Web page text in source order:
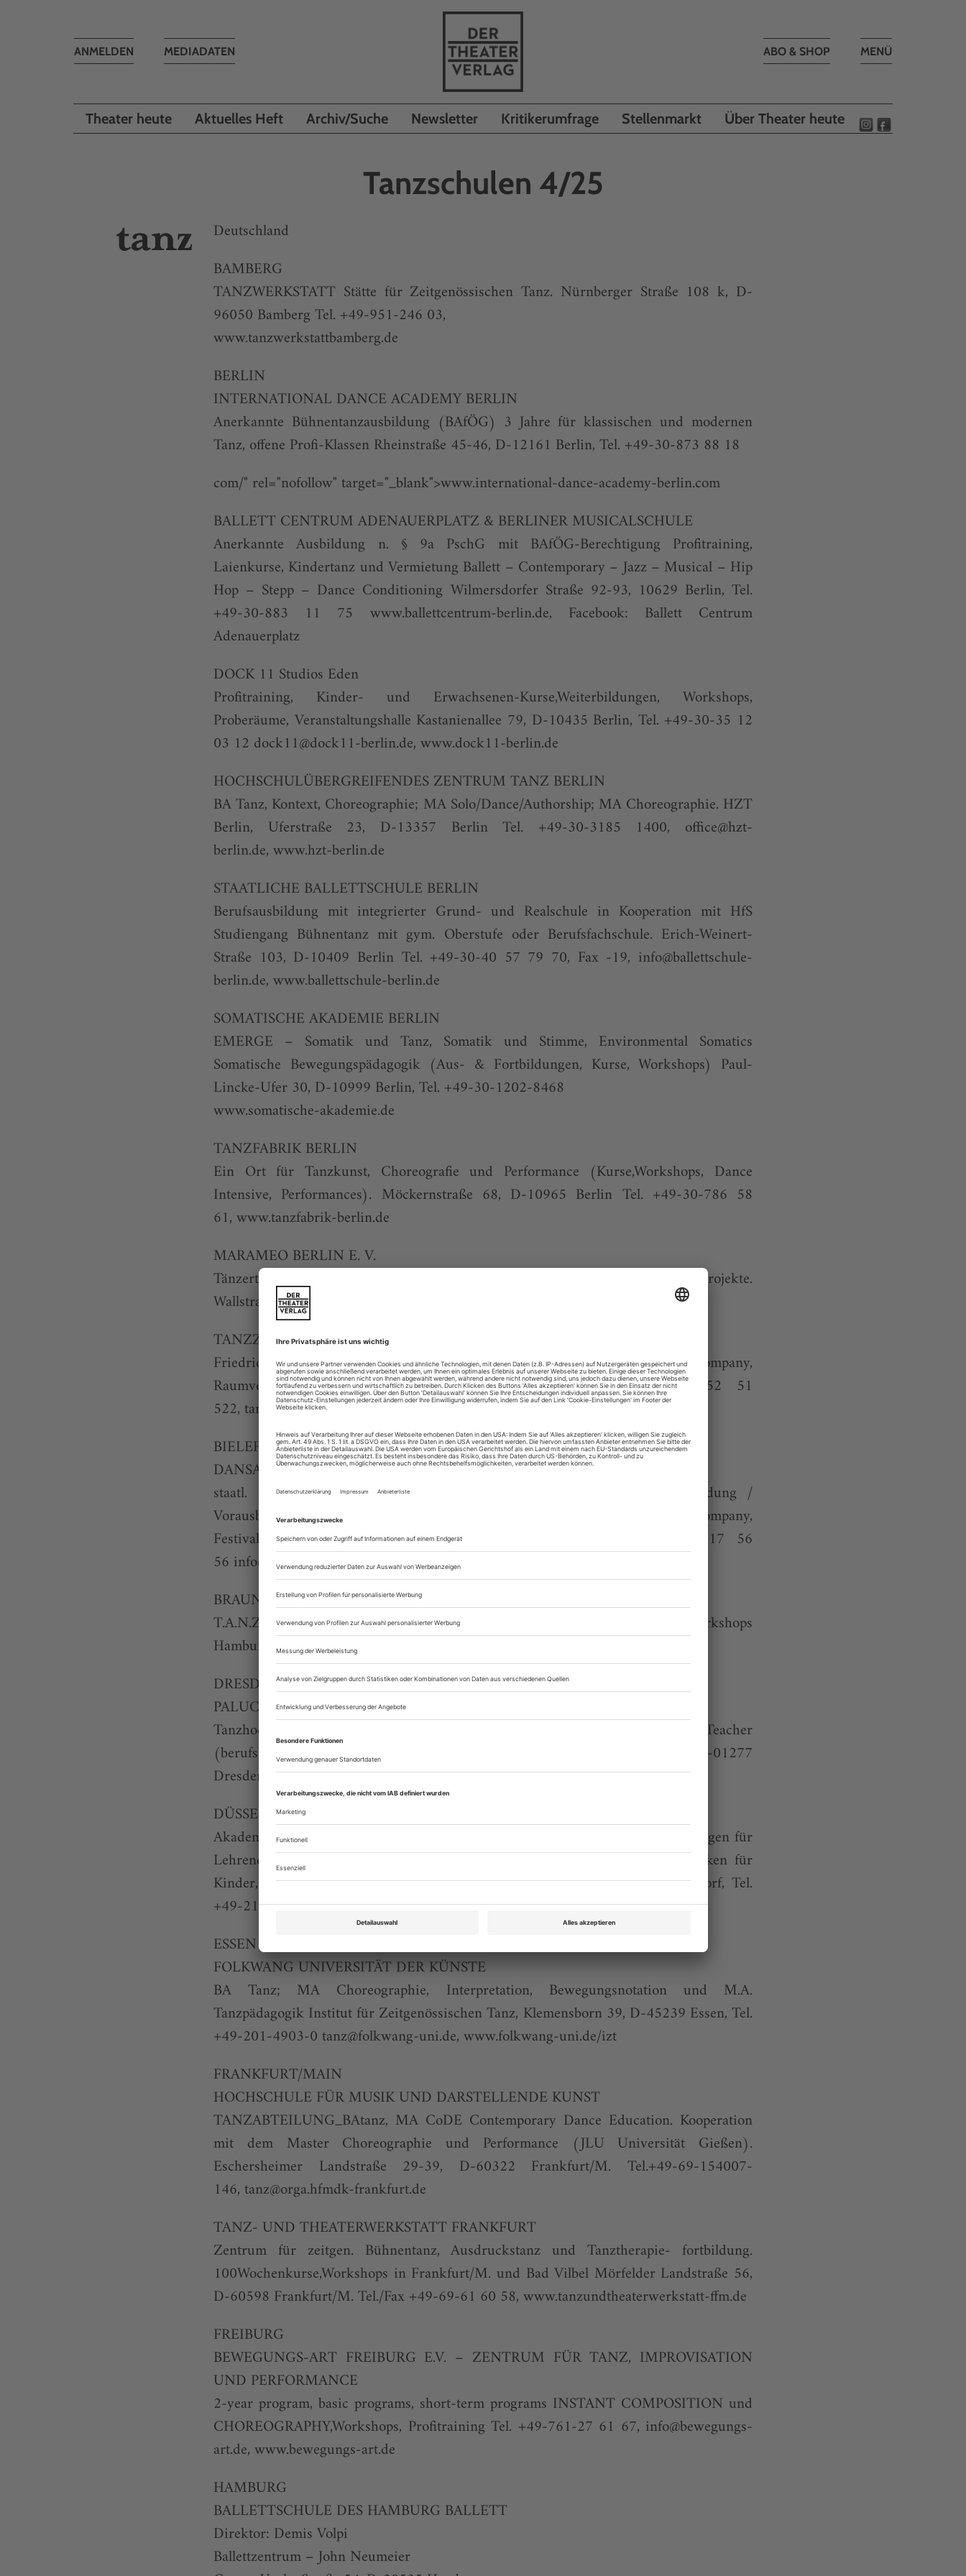
Toggle
MENÜ
ABO & SHOP
MEDIADATEN
Toggle
ANMELDEN
Theater heute Aktuelles Heft Archiv/Suche Newsletter Kritikerumfrage Stellenmarkt Über Theater heute
Tanzschulen 4/25
Deutschland
BAMBERG
TANZWERKSTATT Stätte für Zeitgenössischen Tanz. Nürnberger Straße 108 k, D-
96050 Bamberg Tel. +49-951-246 03,
www.tanzwerkstattbamberg.de
BERLIN
INTERNATIONAL DANCE ACADEMY BERLIN
Anerkannte Bühnentanzausbildung (BAfÖG) 3 Jahre für klassischen und modernen
Tanz, offene Profi-Klassen Rheinstraße 45-46, D-12161 Berlin, Tel. +49-30-873 88 18
com/" rel="nofollow" target="_blank">www.international-dance-academy-berlin.com
BALLETT CENTRUM ADENAUERPLATZ & BERLINER MUSICALSCHULE
Anerkannte Ausbildung n. § 9a PschG mit BAfÖG-Berechtigung Profitraining,
Laienkurse, Kindertanz und Vermietung Ballett – Contemporary – Jazz – Musical – Hip
Hop – Stepp – Dance Conditioning Wilmersdorfer Straße 92-93, 10629 Berlin, Tel.
+49-30-883 11 75 www.ballettcentrum-berlin.de, Facebook: Ballett Centrum
Adenauerplatz
DOCK 11 Studios Eden
Profitraining, Kinder- und Erwachsenen-Kurse,Weiterbildungen, Workshops,
Proberäume, Veranstaltungshalle Kastanienallee 79, D-10435 Berlin, Tel. +49-30-35 12
03 12 dock11@dock11-berlin.de,www.dock11-berlin.de
HOCHSCHULÜBERGREIFENDES ZENTRUM TANZ BERLIN
BA Tanz, Kontext, Choreographie; MA Solo/Dance/Authorship; MA Choreographie. HZT
Berlin, Uferstraße 23, D-13357 Berlin Tel. +49-30-3185 1400, office@hzt-
berlin.de,www.hzt-berlin.de
STAATLICHE BALLETTSCHULE BERLIN
Berufsausbildung mit integrierter Grund- und Realschule in Kooperation mit HfS
Studiengang Bühnentanz mit gym. Oberstufe oder Berufsfachschule. Erich-Weinert-
Straße 103, D-10409 Berlin Tel. +49-30-40 57 79 70, Fax -19, info@ballettschule-
berlin.de,www.ballettschule-berlin.de
SOMATISCHE AKADEMIE BERLIN
EMERGE – Somatik und Tanz, Somatik und Stimme, Environmental Somatics
Somatische Bewegungspädagogik (Aus- & Fortbildungen, Kurse, Workshops) Paul-
Lincke-Ufer 30, D-10999 Berlin, Tel. +49-30-1202-8468
www.somatische-akademie.de
TANZFABRIK BERLIN
Ein Ort für Tanzkunst, Choreografie und Performance (Kurse,Workshops, Dance
Intensive, Performances). Möckernstraße 68, D-10965 Berlin Tel. +49-30-786 58
61,www.tanzfabrik-berlin.de
MARAMEO BERLIN E. V.
Tänzertraining, Zeitgenössisch, Klassisch, Kindertanz, Workshops, Performance Projekte.
Wallstraße 32, D-10179 Berlin Tel. +49-30-282 34 55,
TANZZWIET. SCHULE & KINDER- UND JUGENDTANZCOMPANY
Friedrichshain, Prenzlauer Berg, Mitte. Kinder- und Erwachsenen-Kurse, TanzCompany,
Raumvermietung. Landsberger Allee 62b, 10249 Berlin, Tel. +49-30-52 51
522,tanzmitte.de
BIELEFELD
DANSART TANZNETWORKS ULLA UND TCHEKPO DAN AGBETOU
staatl. anerk. Berufsfachschule Bühnentanz + Tanzpädagogik, Vollzeitausbildung /
Vorausbildung / Fortbildungen. BAfÖG Offene Kurse / Workshops. Eigene Company,
Festivals, eig. Theater Am Bach 11, D-33602 Bielefeld, Tel. +49-521-17 56
56 info@dansart.de,www.dansart.de
BRAUNSCHWEIG
T.A.N.Z. Schule & Company (Limón Tradition), prof. Vorausbildung, Kurse,Workshops
Hamburger Straße 273b, Tel. +49-531-33 22 71,
DRESDEN
PALUCCA HOCHSCHULE FÜR TANZ DRESDEN
Tanzhochschule mit integrierter Oberschule und Internat. BA Tanz, MA Dance Teacher
(berufsbegl.), MA Choreografie, Künstlerische Meisterklasse. Basteiplatz 4, D-01277
Dresden,
www.palucca.eu
DÜSSELDORF
Akademie mit Professional Training (klassischer und zeitgen. Tanz), Fortbildungen für
Lehrende, mehr als 300 Kurse, Open Classes, Workshops in allen Tanztechniken für
Kinder, Jugendliche und Erwachsene Erkrather Straße 30, D-40233 Düsseldorf, Tel.
+49-211-17 27 00info@tanzhaus-nrw.de,www.tanzhaus-nrw.de
ESSEN
FOLKWANG UNIVERSITÄT DER KÜNSTE
BA Tanz; MA Choreographie, Interpretation, Bewegungsnotation und M.A.
Tanzpädagogik Institut für Zeitgenössischen Tanz, Klemensborn 39, D-45239 Essen, Tel.
+49-201-4903-0tanz@folkwang-uni.de,www.folkwang-uni.de/izt
FRANKFURT/MAIN
HOCHSCHULE FÜR MUSIK UND DARSTELLENDE KUNST
TANZABTEILUNG_BAtanz, MA CoDE Contemporary Dance Education. Kooperation
mit dem Master Choreographie und Performance (JLU Universität Gießen).
Eschersheimer Landstraße 29-39, D-60322 Frankfurt/M. Tel.+49-69-154007-
146,tanz@orga.hfmdk-frankfurt.de
TANZ- UND THEATERWERKSTATT FRANKFURT
Zentrum für zeitgen. Bühnentanz, Ausdruckstanz und Tanztherapie- fortbildung.
100Wochenkurse,Workshops in Frankfurt/M. und Bad Vilbel Mörfelder Landstraße 56,
D-60598 Frankfurt/M. Tel./Fax +49-69-61 60 58,www.tanzundtheaterwerkstatt-ffm.de
FREIBURG
BEWEGUNGS-ART FREIBURG E.V. – ZENTRUM FÜR TANZ, IMPROVISATION
UND PERFORMANCE
2-year program, basic programs, short-term programs INSTANT COMPOSITION und
CHOREOGRAPHY,Workshops, Profitraining Tel. +49-761-27 61 67, info@bewegungs-
art.de,www.bewegungs-art.de
HAMBURG
BALLETTSCHULE DES HAMBURG BALLETT
Direktor: Demis Volpi
Ballettzentrum – John Neumeier